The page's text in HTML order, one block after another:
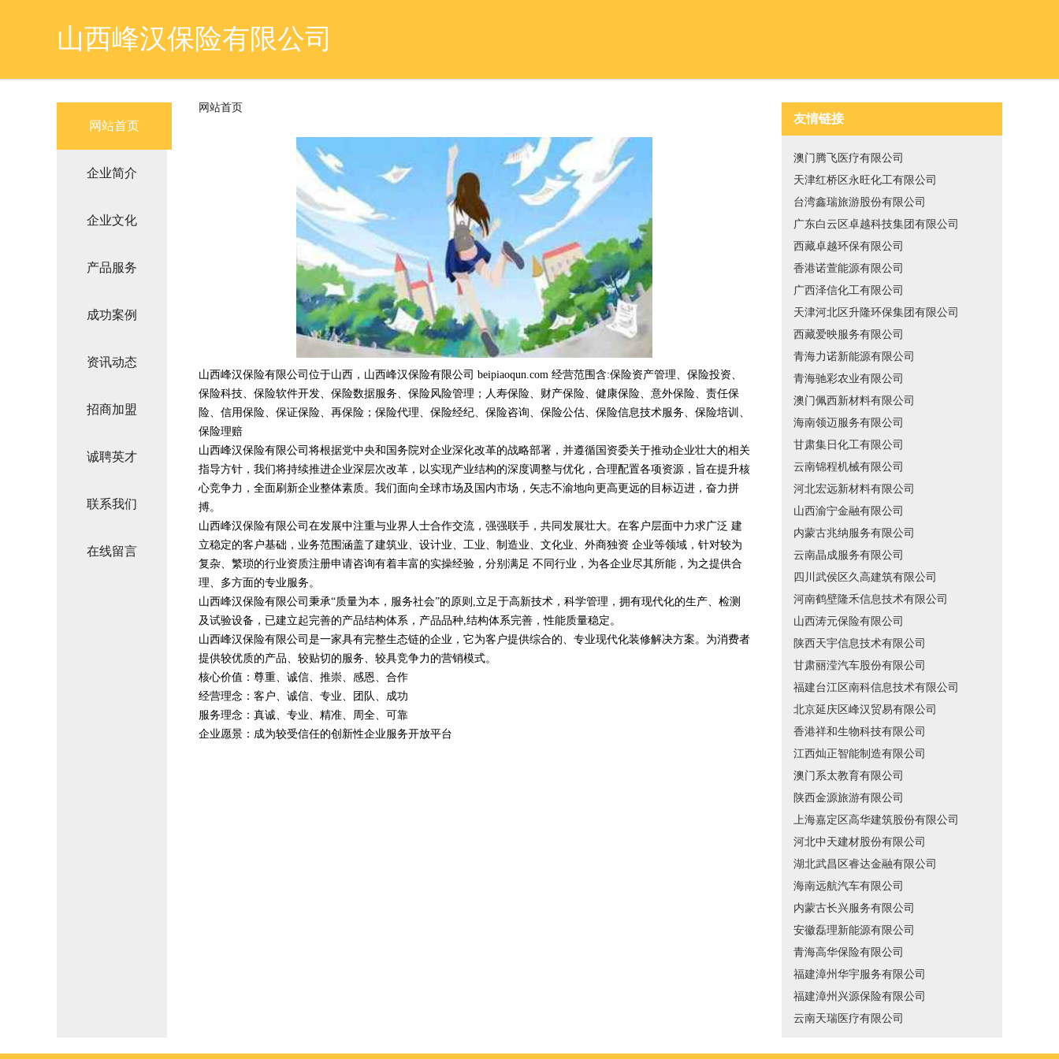
山西峰汉保险有限公司
网站首页
企业简介
企业文化
产品服务
成功案例
资讯动态
招商加盟
诚聘英才
联系我们
在线留言
网站首页
山西峰汉保险有限公司位于山西，山西峰汉保险有限公司 beipiaoqun.com 经营范围含:保险资产管理、保险投资、
保险科技、保险软件开发、保险数据服务、保险风险管理；人寿保险、财产保险、健康保险、意外保险、责任保
险、信用保险、保证保险、再保险；保险代理、保险经纪、保险咨询、保险公估、保险信息技术服务、保险培训、
保险理赔
山西峰汉保险有限公司将根据党中央和国务院对企业深化改革的战略部署，并遵循国资委关于推动企业壮大的相关
指导方针，我们将持续推进企业深层次改革，以实现产业结构的深度调整与优化，合理配置各项资源，旨在提升核
心竞争力，全面刷新企业整体素质。我们面向全球市场及国内市场，矢志不渝地向更高更远的目标迈进，奋力拼
搏。
山西峰汉保险有限公司在发展中注重与业界人士合作交流，强强联手，共同发展壮大。在客户层面中力求广泛 建
立稳定的客户基础，业务范围涵盖了建筑业、设计业、工业、制造业、文化业、外商独资 企业等领域，针对较为
复杂、繁琐的行业资质注册申请咨询有着丰富的实操经验，分别满足 不同行业，为各企业尽其所能，为之提供合
理、多方面的专业服务。
山西峰汉保险有限公司秉承“质量为本，服务社会”的原则,立足于高新技术，科学管理，拥有现代化的生产、检测
及试验设备，已建立起完善的产品结构体系，产品品种,结构体系完善，性能质量稳定。
山西峰汉保险有限公司是一家具有完整生态链的企业，它为客户提供综合的、专业现代化装修解决方案。为消费者
提供较优质的产品、较贴切的服务、较具竞争力的营销模式。
核心价值：尊重、诚信、推崇、感恩、合作
经营理念：客户、诚信、专业、团队、成功
服务理念：真诚、专业、精准、周全、可靠
企业愿景：成为较受信任的创新性企业服务开放平台
友情链接
澳门腾飞医疗有限公司
天津红桥区永旺化工有限公司
台湾鑫瑞旅游股份有限公司
广东白云区卓越科技集团有限公司
西藏卓越环保有限公司
香港诺萱能源有限公司
广西泽信化工有限公司
天津河北区升隆环保集团有限公司
西藏爱映服务有限公司
青海力诺新能源有限公司
青海驰彩农业有限公司
澳门佩西新材料有限公司
海南领迈服务有限公司
甘肃集日化工有限公司
云南锦程机械有限公司
河北宏远新材料有限公司
山西渝宁金融有限公司
内蒙古兆纳服务有限公司
云南晶成服务有限公司
四川武侯区久高建筑有限公司
河南鹤壁隆禾信息技术有限公司
山西涛元保险有限公司
陕西天宇信息技术有限公司
甘肃丽滢汽车股份有限公司
福建台江区南科信息技术有限公司
北京延庆区峰汉贸易有限公司
香港祥和生物科技有限公司
江西灿正智能制造有限公司
澳门系太教育有限公司
陕西金源旅游有限公司
上海嘉定区高华建筑股份有限公司
河北中天建材股份有限公司
湖北武昌区睿达金融有限公司
海南远航汽车有限公司
内蒙古长兴服务有限公司
安徽磊理新能源有限公司
青海高华保险有限公司
福建漳州华宇服务有限公司
福建漳州兴源保险有限公司
云南天瑞医疗有限公司